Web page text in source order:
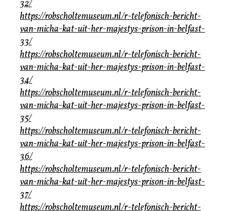
32/
https://robscholtemuseum.nl/r-telefonisch-bericht-
van-micha-kat-uit-her-majestys-prison-in-belfast-
33/
https://robscholtemuseum.nl/r-telefonisch-bericht-
van-micha-kat-uit-her-majestys-prison-in-belfast-
34/
https://robscholtemuseum.nl/r-telefonisch-bericht-
van-micha-kat-uit-her-majestys-prison-in-belfast-
35/
https://robscholtemuseum.nl/r-telefonisch-bericht-
van-micha-kat-uit-her-majestys-prison-in-belfast-
36/
https://robscholtemuseum.nl/r-telefonisch-bericht-
van-micha-kat-uit-her-majestys-prison-in-belfast-
37/
https://robscholtemuseum.nl/r-telefonisch-bericht-